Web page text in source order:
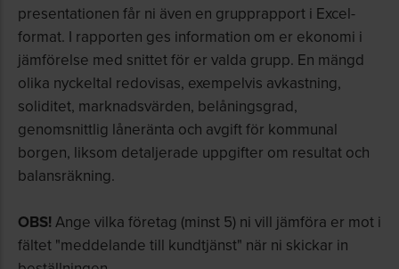
presentationen får ni även en grupprapport i Excel-
format. I rapporten ges information om er ekonomi i
jämförelse med snittet för er valda grupp. En mängd
olika nyckeltal redovisas, exempelvis avkastning,
soliditet, marknadsvärden, belåningsgrad,
genomsnittlig låneränta och avgift för kommunal
borgen, liksom detaljerade uppgifter om resultat och
balansräkning.
OBS! Ange vilka företag (minst 5) ni vill jämföra er mot i
fältet "meddelande till kundtjänst" när ni skickar in